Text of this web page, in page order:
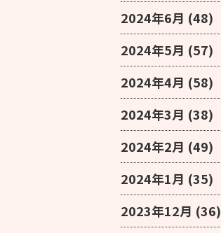
2024年6月 (48)
2024年5月 (57)
2024年4月 (58)
2024年3月 (38)
2024年2月 (49)
2024年1月 (35)
2023年12月 (36)